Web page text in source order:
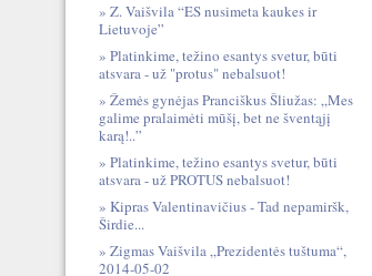
Z. Vaišvila “ES nusimeta kaukes ir
Lietuvoje”
Platinkime, težino esantys svetur, būti
atsvara - už "protus" nebalsuot!
Žemės gynėjas Pranciškus Šliužas: „Mes
galime pralaimėti mūšį, bet ne šventąjį
karą!..”
Platinkime, težino esantys svetur, būti
atsvara - už PROTUS nebalsuot!
Kipras Valentinavičius - Tad nepamiršk,
Širdie...
Zigmas Vaišvila „Prezidentės tuštuma“,
2014-05-02